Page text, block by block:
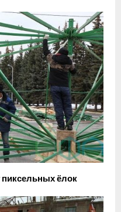
ёлок